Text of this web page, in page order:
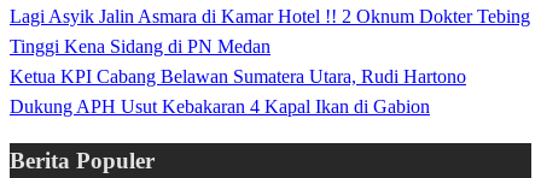
Lagi Asyik Jalin Asmara di Kamar Hotel !! 2 Oknum Dokter Tebing
Tinggi Kena Sidang di PN Medan
Ketua KPI Cabang Belawan Sumatera Utara, Rudi Hartono
Dukung APH Usut Kebakaran 4 Kapal Ikan di Gabion
Berita Populer